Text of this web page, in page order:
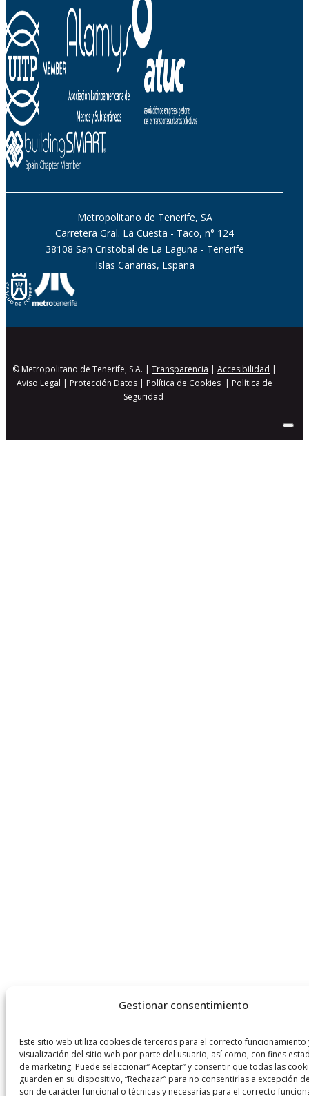
Gestionar consentimiento
Este sitio web utiliza cookies de terceros para el correcto funcionamiento
visualización del sitio web por parte del usuario, así como, con fines
de marketing. Puede seleccionar” Aceptar” y consentir que todas las
guarden en su dispositivo, “Rechazar” para no consentirlas a excepción
son de carácter funcional o técnicas y necesarias para el correcto
Metropolitano de Tenerife, SA
Carretera Gral. La Cuesta - Taco, n° 124
38108 San Cristobal de La Laguna - Tenerife
Islas Canarias, España
© Metropolitano de Tenerife, S.A. |Transparencia |Accesibilidad |
Aviso Legal | Protección Datos | Política de Cookies | Política de
Seguridad